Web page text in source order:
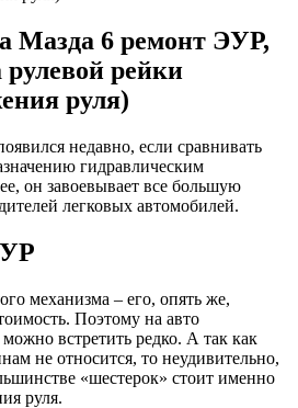
Мазда 6 ремонт ЭУР,
рулевой рейки
руля)
недавно, если сравнивать
гидравлическим
он завоевывает все большую
легковых автомобилей.
механизма – его, опять же,
Поэтому на авто
встретить редко. А так как
не относится, то неудивительно,
«шестерок» стоит именно
руля.